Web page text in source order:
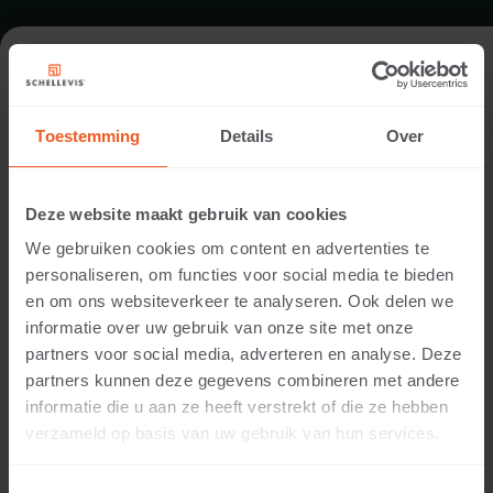
Toestemming Details Over
Deze website maakt gebruik van cookies
We gebruiken cookies om content en advertenties te
personaliseren, om functies voor social media te bieden
en om ons websiteverkeer te analyseren. Ook delen we
informatie over uw gebruik van onze site met onze
partners voor social media, adverteren en analyse. Deze
partners kunnen deze gegevens combineren met andere
informatie die u aan ze heeft verstrekt of die ze hebben
verzameld op basis van uw gebruik van hun services.
TERRAS IN OOSTERHOUT
Architect:
Uitvoering:
Kampsteeg Tuinen
Locatie:
Oosterhout
Toepassing:
Terras
Fotografie:
Cees Rijnen
Producten: